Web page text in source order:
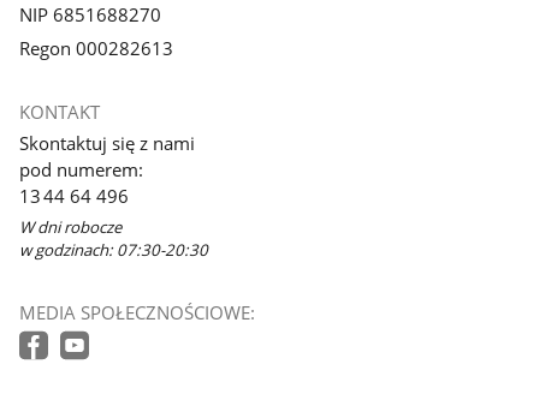
NIP 6851688270
Regon 000282613
KONTAKT
Skontaktuj się z nami
pod numerem:
13 44 64 496
W dni robocze
w godzinach: 07:30-20:30
MEDIA SPOŁECZNOŚCIOWE: